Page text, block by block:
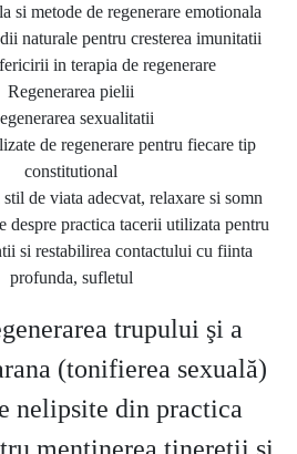
si metode de regenerare emotionala
naturale pentru cresterea imunitatii
in terapia de regenerare
Regenerarea pielii
sexualitatii
de regenerare pentru fiecare tip
constitutional
de viata adecvat, relaxare si somn
despre practica tacerii utilizata pentru
si restabilirea contactului cu fiinta
profunda, sufletul
trupului şi a
(tonifierea sexuală)
nelipsite din practica